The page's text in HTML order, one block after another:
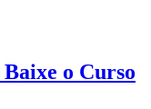
o Curso